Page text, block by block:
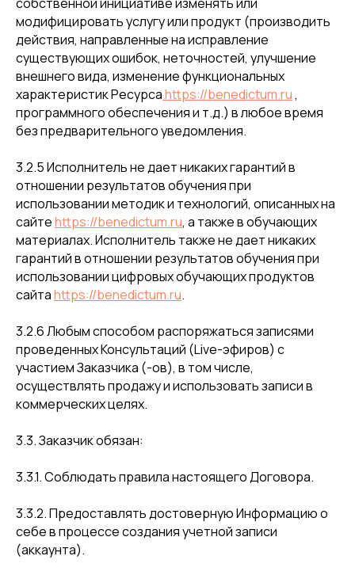
модифицировать услугу или продукт (производить
действия, направленные на исправление
существующих ошибок, неточностей, улучшение
внешнего вида, изменение функциональных
характеристик Ресурсаhttps://benedictum.ru,
программного обеспечения и т.д.) в любое время
без предварительного уведомления.
3.2.5 Исполнитель не дает никаких гарантий в
отношении результатов обучения при
использовании методик и технологий, описанных на
сайтеhttps://benedictum.ru, а также в обучающих
материалах. Исполнитель также не дает никаких
гарантий в отношении результатов обучения при
использовании цифровых обучающих продуктов
сайтаhttps://benedictum.ru.
3.2.6 Любым способом распоряжаться записями
проведенных Консультаций (Live-эфиров) с
участием Заказчика (-ов), в том числе,
осуществлять продажу и использовать записи в
коммерческих целях.
3.3. Заказчик обязан:
3.3.1. Соблюдать правила настоящего Договора.
3.3.2. Предоставлять достоверную Информацию о
себе в процессе создания учетной записи
(аккаунта).